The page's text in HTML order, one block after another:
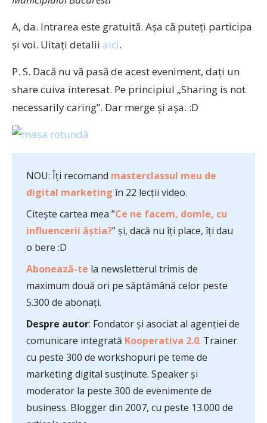
A, da. Intrarea este gratuită. Așa că puteți participa
și voi. Uitați detalii aici.
P. S. Dacă nu vă pasă de acest eveniment, dați un
share cuiva interesat. Pe principiul „Sharing is not
necessarily caring”. Dar merge și așa. :D
NOU: Îți recomand masterclassul meu de
digital marketing în 22 lecții video.
Citește cartea mea ”Ce ne facem, domle, cu
influencerii ăștia?” și, dacă nu îți place, îți dau
o bere :D
Abonează-te la newsletterul trimis de
maximum două ori pe săptămână celor peste
5.300 de abonați.
Despre autor: Fondator și asociat al agenției de
comunicare integrată Kooperativa 2.0. Trainer
cu peste 300 de workshopuri pe teme de
marketing digital susținute. Speaker și
moderator la peste 300 de evenimente de
business. Blogger din 2007, cu peste 13.000 de